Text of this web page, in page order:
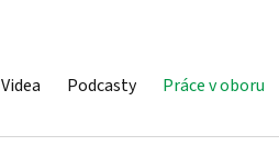
Videa Podcasty Práce v oboru